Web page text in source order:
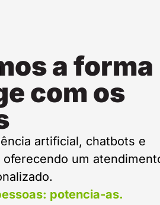
a forma
com os
artificial, chatbots e
um
potencia-as.